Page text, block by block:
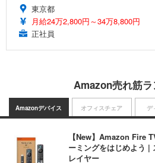
東京都
月給24万2,800円～34万8,800円
正社員
Amazon売れ筋
Amazonデバイス
【New】Amazon Fire
ーミングをはじめよう |
レイヤー
オフィスチェア デ